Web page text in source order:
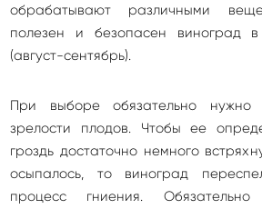
обрабатывают различными
полезен и безопасен виноград
(август-сентябрь).
При выборе обязательно нужно
зрелости плодов. Чтобы ее
гроздь достаточно немного
осыпалось, то виноград
процесс гниения.